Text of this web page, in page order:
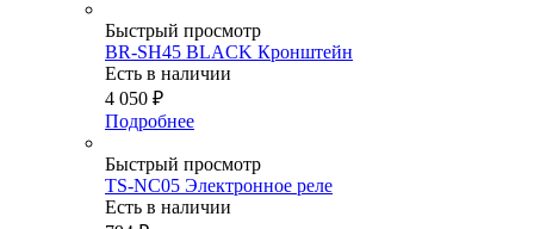
Быстрый просмотр
BR-SH45 BLACK Кронштейн
Есть в наличии
4 050 ₽
Подробнее
Быстрый просмотр
TS-NC05 Электронное реле
Есть в наличии